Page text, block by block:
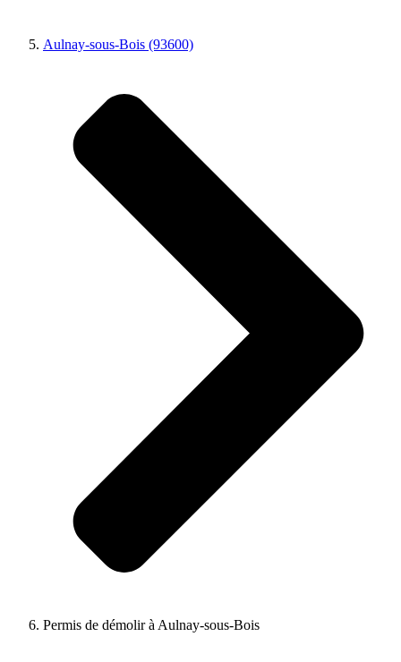
Aulnay-sous-Bois (93600)
Permis de démolir à Aulnay-sous-Bois